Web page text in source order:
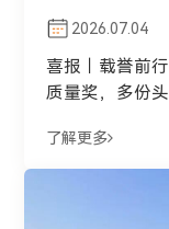
2026.07.04
喜报｜载誉前
质量奖，多份
了解更多